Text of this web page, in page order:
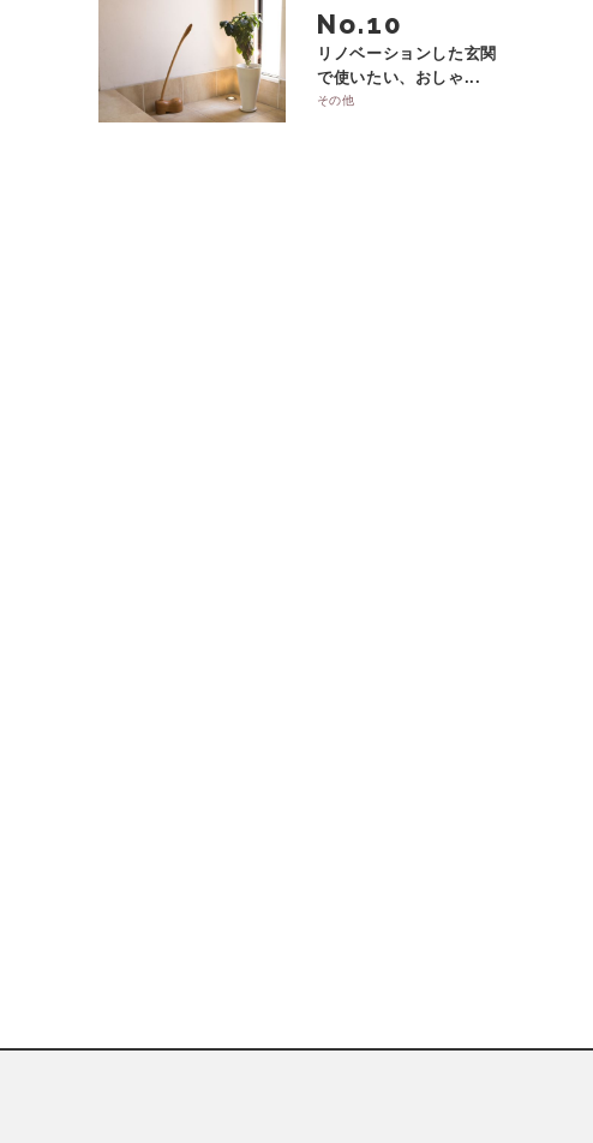
No.
リノベーションした玄関
で使いたい、おしゃ...
その他